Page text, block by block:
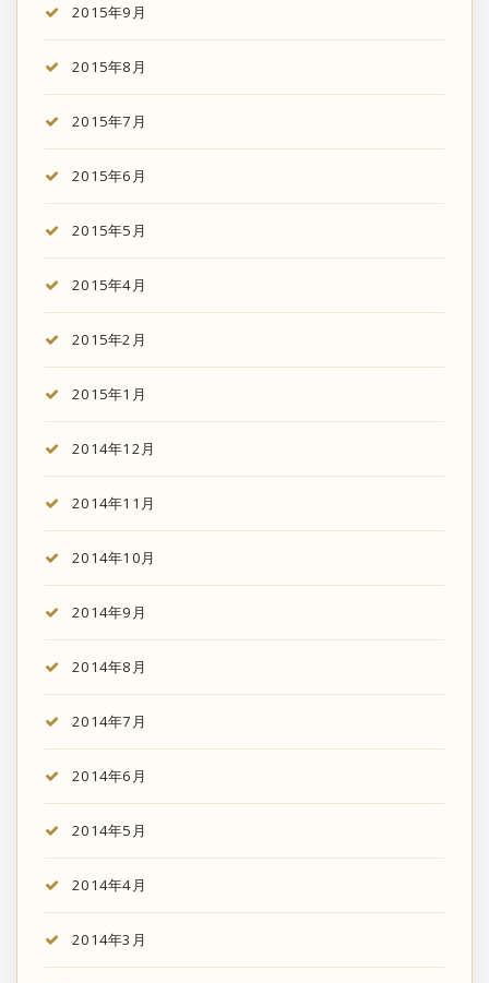
2015年9月
2015年8月
2015年7月
2015年6月
2015年5月
2015年4月
2015年2月
2015年1月
2014年12月
2014年11月
2014年10月
2014年9月
2014年8月
2014年7月
2014年6月
2014年5月
2014年4月
2014年3月